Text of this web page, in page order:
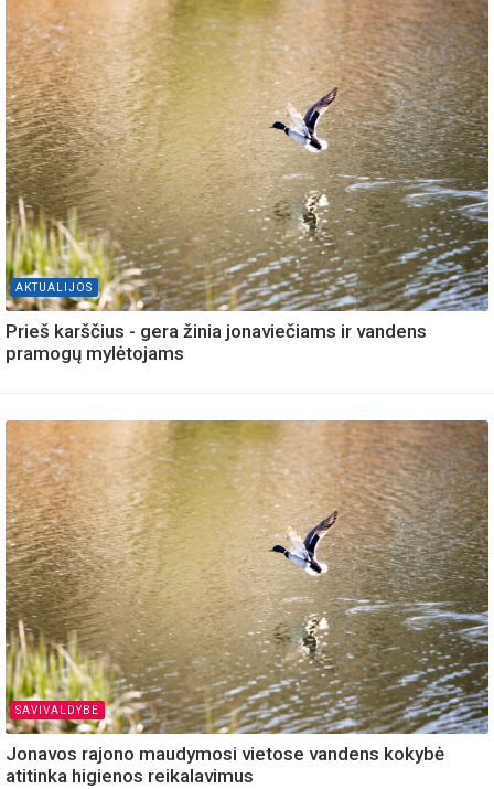
AKTUALIJOS
Prieš karščius - gera žinia jonaviečiams ir vandens
pramogų mylėtojams
SAVIVALDYBE
Jonavos rajono maudymosi vietose vandens kokybė
atitinka higienos reikalavimus